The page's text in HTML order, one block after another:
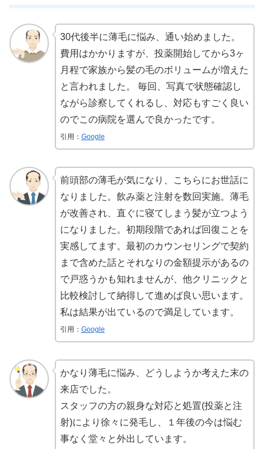
30代後半に薄毛に悩み、通い始めました。
費用はかかりますが、投薬開始してから3ヶ
月程で家族から髪の毛のボリュームが増えた
と言われました。 毎回、写真で状態確認し
ながら診察してくれるし、対応もすごく良い
のでこの病院を選んで良かったです。
引用： Google
前頭部の薄毛が気になり、こちらにお世話に
なりました。飲み薬と注射を数回実施。薄毛
が改善され、直ぐに寝てしまう髪が立つよう
になりました。初期段階であれば回復ことを
実感してます。最初のカウンセリングで契約
まで含めた話とそれなりの金額提示があるの
で戸惑うかも知れませんが、他クリニックと
比較検討して納得して進めば良い思います。
私は結果が出ているので満足しています。
引用： Google
かなり薄毛に悩み、どうしようか考えた末の
来店でした。
スタッフの方の親身な対応と処置(投薬と注
射)により徐々に発毛し、１年後の今は悩む
事なく堂々と外出しています。